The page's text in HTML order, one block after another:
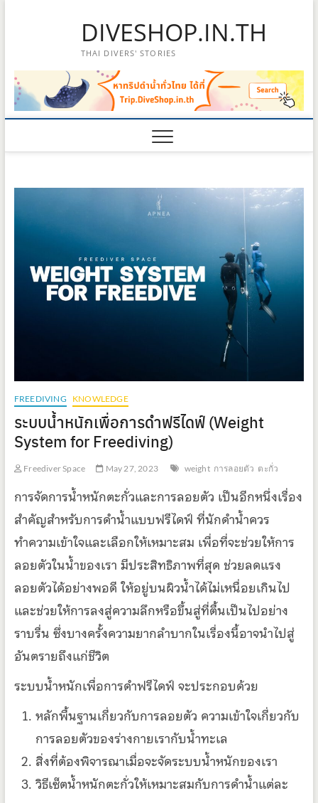
DIVESHOP.IN.TH
THAI DIVERS' STORIES
FREEDIVING KNOWLEDGE
ระบบน้ำหนักเพื่อการดำฟรีไดฟ์ (Weight
System for Freediving)
Freediver Space May 27, 2023 weight การลอยตัว ตะกั่ว
การจัดการน้ำหนักตะกั่วและการลอยตัว เป็นอีกหนึ่งเรื่อง
สำคัญสำหรับการดำน้ำแบบฟรีไดฟ์ ที่นักดำน้ำควร
ทำความเข้าใจและเลือกให้เหมาะสม เพื่อที่จะช่วยให้การ
ลอยตัวในน้ำของเรา มีประสิทธิภาพที่สุด ช่วยลดแรง
ลอยตัวได้อย่างพอดี ให้อยู่บนผิวน้ำได้ไม่เหนื่อยเกินไป
และช่วยให้การลงสู่ความลึกหรือขึ้นสู่ที่ตื้นเป็นไปอย่าง
ราบรื่น ซึ่งบางครั้งความยากลำบากในเรื่องนี้อาจนำไปสู่
อันตรายถึงแก่ชีวิต
ระบบน้ำหนักเพื่อการดำฟรีไดฟ์ จะประกอบด้วย
หลักพื้นฐานเกี่ยวกับการลอยตัว ความเข้าใจเกี่ยวกับ
การลอยตัวของร่างกายเรากับน้ำทะเล
สิ่งที่ต้องพิจารณาเมื่อจะจัดระบบน้ำหนักของเรา
วิธีเซ็ตน้ำหนักตะกั่วให้เหมาะสมกับการดำน้ำแต่ละ